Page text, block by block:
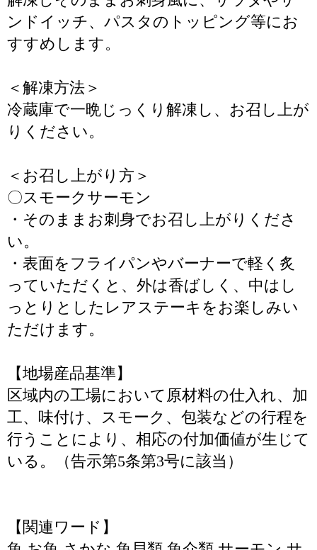
ンドイッチ、パスタのトッピング等にお
すすめします。
＜解凍方法＞
冷蔵庫で一晩じっくり解凍し、お召し上が
りください。
＜お召し上がり方＞
〇スモークサーモン
・そのままお刺身でお召し上がりくださ
い。
・表面をフライパンやバーナーで軽く炙
っていただくと、外は香ばしく、中はし
っとりとしたレアステーキをお楽しみい
ただけます。
【地場産品基準】
区域内の工場において原材料の仕入れ、加
工、味付け、スモーク、包装などの行程を
行うことにより、相応の付加価値が生じて
いる。（告示第5条第3号に該当）
【関連ワード】